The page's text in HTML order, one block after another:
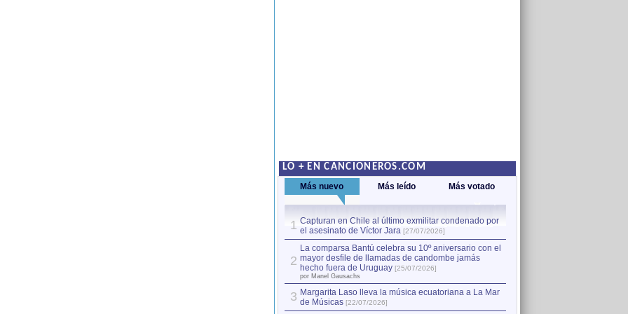
LO + EN CANCIONEROS.COM
Más nuevo Más leído Más votado
1 Capturan en Chile al último exmilitar condenado por
el asesinato de Víctor Jara [27/07/2026]
2
La comparsa Bantú celebra su 10º aniversario con el
mayor desfile de llamadas de candombe jamás
hecho fuera de Uruguay [25/07/2026]
por Manel Gausachs
3 Margarita Laso lleva la música ecuatoriana a La Mar
de Músicas [22/07/2026]